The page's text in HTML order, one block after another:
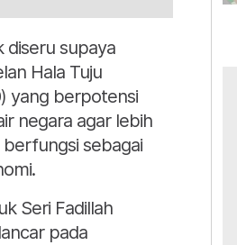
diseru supaya
Hala Tuju
yang berpotensi
negara agar lebih
berfungsi sebagai
Seri Fadillah
pada